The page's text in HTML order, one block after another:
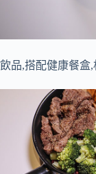
飲品,搭配健康餐盒